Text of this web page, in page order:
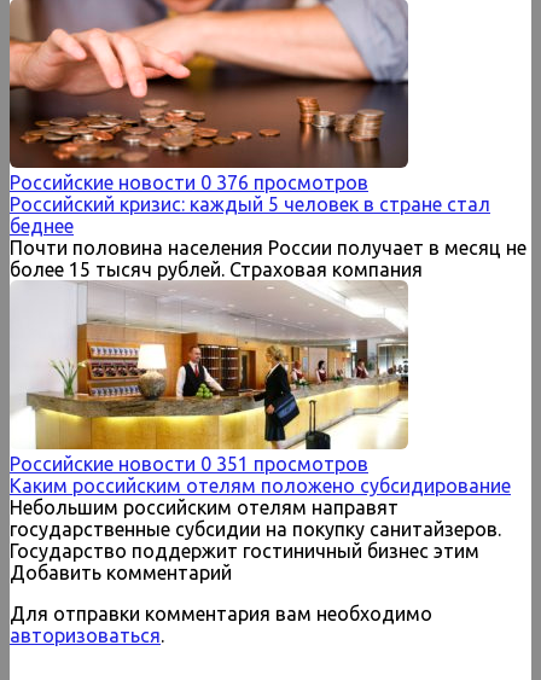
Российские новости 0 376 просмотров
Российский кризис: каждый 5 человек в стране стал
беднее
Почти половина населения России получает в месяц не
более 15 тысяч рублей. Страховая компания
Российские новости 0 351 просмотров
Каким российским отелям положено субсидирование
Небольшим российским отелям направят
государственные субсидии на покупку санитайзеров.
Государство поддержит гостиничный бизнес этим
Добавить комментарий
Для отправки комментария вам необходимо
авторизоваться.